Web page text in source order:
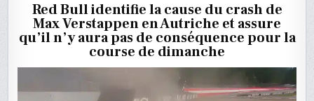
EN
Red Bull identifie la cause du crash de
Max Verstappen en Autriche et assure
qu’il n’y aura pas de conséquence pour la
course de dimanche